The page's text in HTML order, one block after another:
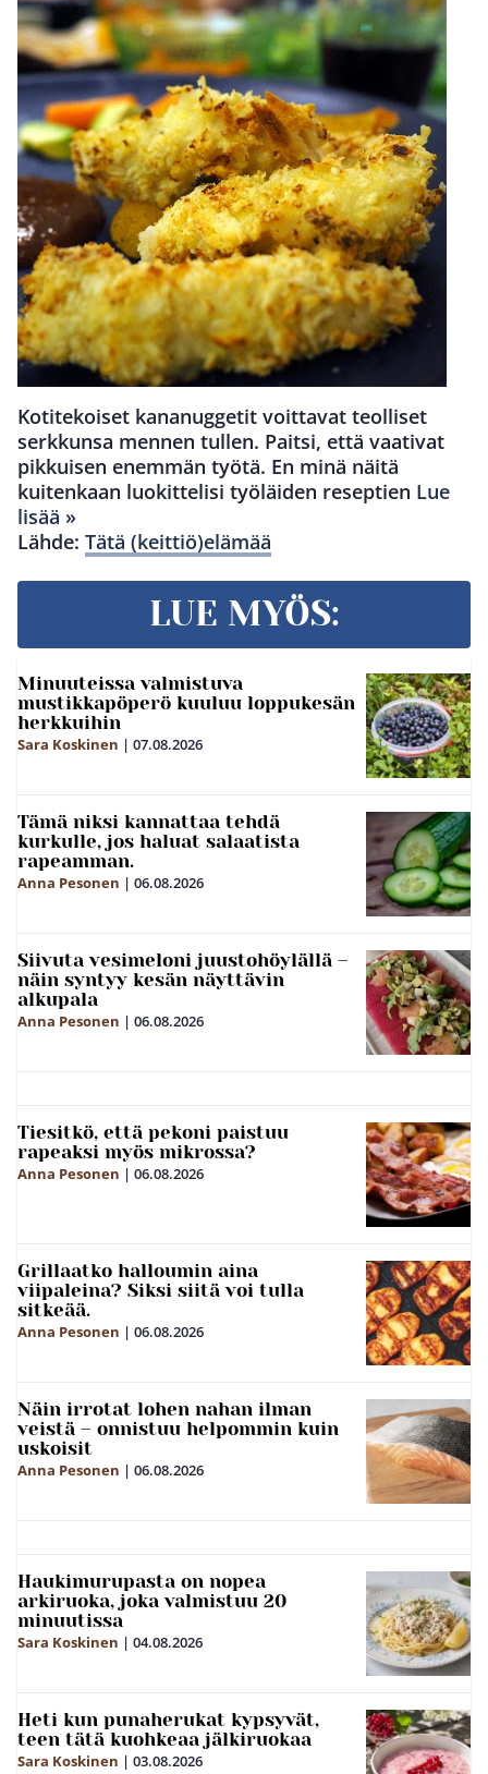
Kotitekoiset kananuggetit voittavat teolliset
serkkunsa mennen tullen. Paitsi, että vaativat
pikkuisen enemmän työtä. En minä näitä
kuitenkaan luokittelisi työläiden reseptien Lue
lisää »
Lähde: Tätä (keittiö)elämää
LUE MYÖS:
Minuuteissa valmistuva
mustikkapöperö kuuluu loppukesän
herkkuihin
Sara Koskinen | 07.08.2026
Tämä niksi kannattaa tehdä
kurkulle, jos haluat salaatista
rapeamman.
Anna Pesonen | 06.08.2026
Siivuta vesimeloni juustohöylällä –
näin syntyy kesän näyttävin
alkupala
Anna Pesonen | 06.08.2026
Tiesitkö, että pekoni paistuu
rapeaksi myös mikrossa?
Anna Pesonen | 06.08.2026
Grillaatko halloumin aina
viipaleina? Siksi siitä voi tulla
sitkeää.
Anna Pesonen | 06.08.2026
Näin irrotat lohen nahan ilman
veistä – onnistuu helpommin kuin
uskoisit
Anna Pesonen | 06.08.2026
Haukimurupasta on nopea
arkiruoka, joka valmistuu 20
minuutissa
Sara Koskinen | 04.08.2026
Heti kun punaherukat kypsyvät,
teen tätä kuohkeaa jälkiruokaa
Sara Koskinen | 03.08.2026